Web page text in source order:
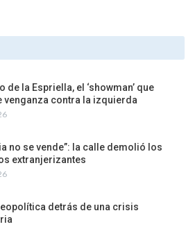
de la Espriella, el ‘showman’ que
venganza contra la izquierda
no se vende”: la calle demolió los
extranjerizantes
detrás de una crisis